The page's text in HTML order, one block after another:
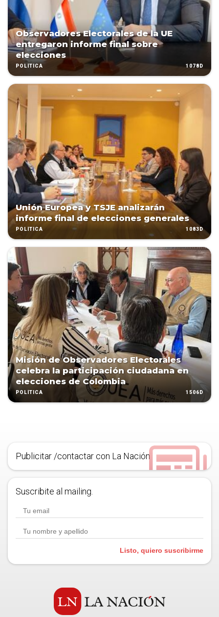
Observadores Electorales de la UE
entregaron informe final sobre
elecciones
POLÍTICA 1078D
Unión Europea y TSJE analizarán
informe final de elecciones generales
POLÍTICA 1083D
Misión de Observadores Electorales
celebra la participación ciudadana en
elecciones de Colombia
POLÍTICA 1506D
Publicitar /contactar con La Nación
Suscribite al mailing.
Listo, quiero suscribirme